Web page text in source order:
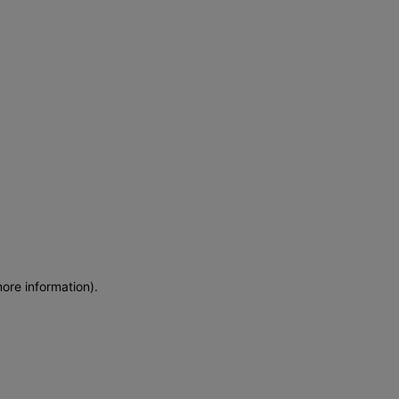
information).